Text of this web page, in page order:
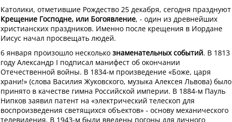
Католики, отметившие Рождество 25 декабря, сегодня празднуют
Крещение Господне, или Богоявление, - один из древнейших
христианских праздников. Именно после крещения в Иордане
Иисус начал просвещать людей.
6 января произошло несколько знаменательных событий. В 1813
году Александр I подписал манифест об окончании
Отечественной войны. В 1834-м произведение «Боже, царя
храни!» (слова Василия Жуковского, музыка Алексея Львова) было
принято в качестве гимна Российской империи. В 1884-м Пауль
Нипков заявил патент на «электрический телескоп для
воспроизведения светящихся объектов» - основу механического
телевидения. В 1943-м были введены погоны для личного